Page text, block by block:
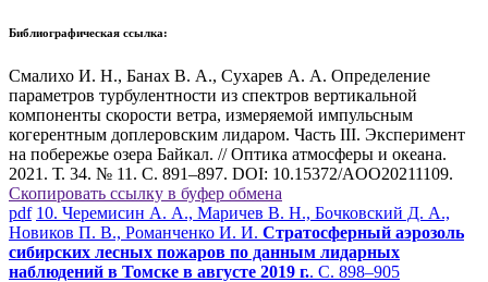
Библиографическая ссылка:
Смалихо И. Н., Банах В. А., Сухарев А. А. Определение
параметров турбулентности из спектров вертикальной
компоненты скорости ветра, измеряемой импульсным
когерентным доплеровским лидаром. Часть III. Эксперимент
на побережье озера Байкал. // Оптика атмосферы и океана.
2021. Т. 34. № 11. С. 891–897. DOI: 10.15372/AOO20211109.
Скопировать ссылку в буфер обмена
pdf 10. Черемисин А. А., Маричев В. Н., Бочковский Д. А.,
Новиков П. В., Романченко И. И. Стратосферный аэрозоль
сибирских лесных пожаров по данным лидарных
наблюдений в Томске в августе 2019 г.. С. 898–905